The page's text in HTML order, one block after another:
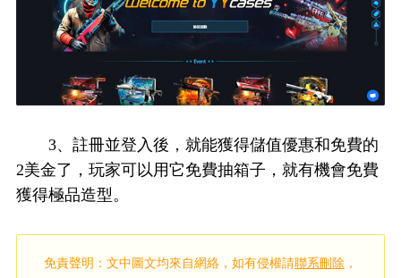
3、註冊並登入後，就能獲得儲值優惠和免費的
2美金了，玩家可以用它免費抽箱子，就有機會免費
獲得極品造型。
免責聲明：文中圖文均來自網絡，如有侵權請聯系刪除 ，